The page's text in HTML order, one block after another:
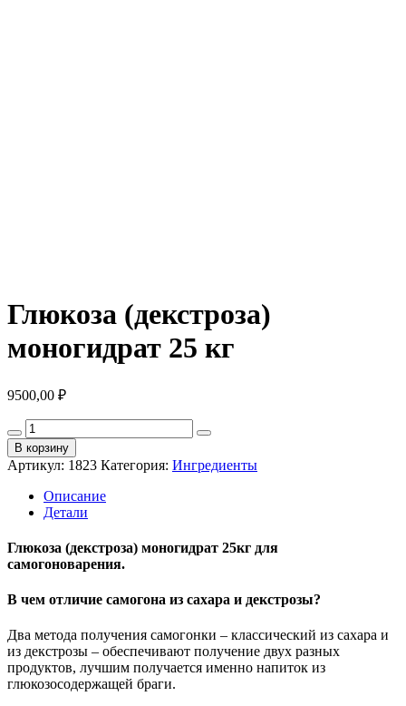
Глюкоза (декстроза)
моногидрат 25 кг
9500,00 ₽
Количество
товара
Глюкоза
(декстроза)
моногидрат
25
В корзину
Артикул: 1823 Категория: Ингредиенты
Описание
Детали
Глюкоза (декстроза) моногидрат 25кг для
самогоноварения.
В чем отличие самогона из сахара и декстрозы?
Два метода получения самогонки – классический из сахара и
из декстрозы – обеспечивают получение двух разных
продуктов, лучшим получается именно напиток из
глюкозосодержащей браги.